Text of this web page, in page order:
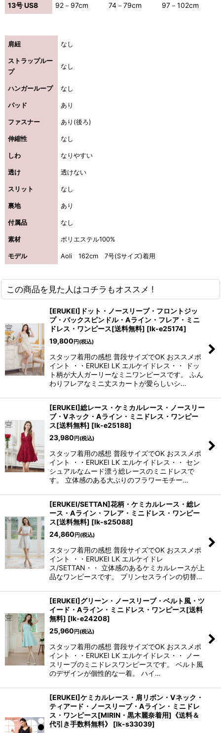
13号 US8
92－97cm 74－79cm 97－102cm
肩紐 なし
ストラップルー
プ
なし
ハンガーループ なし
パッド あり
ファスナー あり(後ろ)
伸縮性 なし
しわ なりやすい
透け 透けない
スリット なし
裏地 あり
付属品 なし
素材 ポリエステル100%
モデル Aoli 162cm 7号(Sサイズ)着用
この商品を見た人はコチラもオススメ !
[ERUKEI]ドット・ノースリーブ・フロントジッ
プ・バックスピンドル・Aライン・フレア・ミニ
ドレス・ワンピース[送料無料] [lk-e25174]
19,800 円 (税込)
スタッフ着用の感想 普段サイズでOK おススメポ
イント ・・ERUKEI LK エルケイドレス・・ ドッ
ト柄が大人ガーリーなミニワンピースです。 ふん
わりフレアなミニ丈スカートが愛らしいシ…
[ERUKEI]総レース・ケミカルレース・ノースリー
ブ・Vネック・Aライン・ミニドレス・ワンピー
ス[送料無料] [lk-e25188]
23,980 円 (税込)
スタッフ着用の感想 普段サイズでOK おススメポ
イント ・・ERUKEI LK エルケイドレス・・ セン
シュアルなムード漂う総レースのミニドレスで
す。 立体感のある大ぶりのフラワーモチー…
[ERUKEI/SETTAN]花柄・ケミカルレース・総レ
ース・Aライン・フレア・ミニドレス・ワンピー
ス[送料無料] [lk-s25088]
24,860 円 (税込)
スタッフ着用の感想 普段サイズでOK おススメポ
イント ・・ERUKEI LK エルケイドレ
ス/SETTAN・・ 立体感のあるケミカルレースが上
品なワンピースです。 プリンセスラインの切替…
[ERUKEI]グリーン・ノースリーブ・ベルト風・ツ
イード・Aライン・ミニドレス・ワンピース[送料
無料] [lk-e24208]
25,960 円 (税込)
スタッフ着用の感想 普段サイズでOK おススメポ
イント ・・ERUKEI LK エルケイドレス・・ ノー
スリーブのミニドレスワンピースです。 ベルト風
のデザインが個性的な一着。 ハイ…
[ERUKEI]ケミカルレース・肩リボン・Vネック・
ティアード・ノースリーブ・Aライン・ミニドレ
ス・ワンピース[MIRIN・黒木麗奈着用]《送料＆
代引き手数料無料》
[lk-s33039]